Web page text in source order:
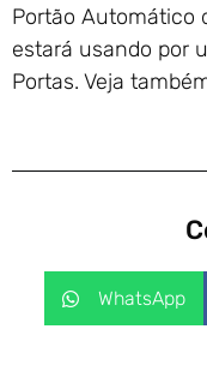
Portão Automático
estará usando por
Portas. Veja
WhatsApp